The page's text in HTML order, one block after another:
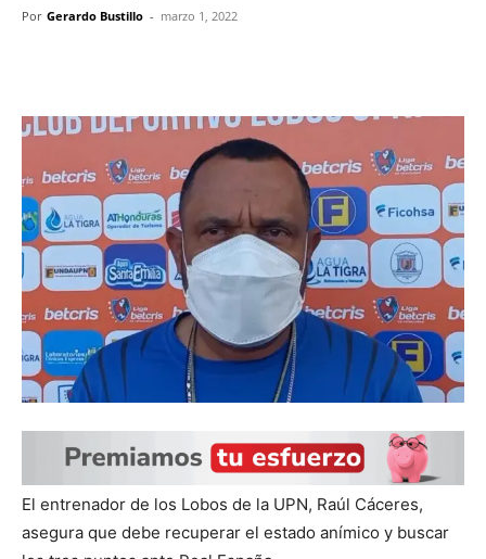
Por Gerardo Bustillo - marzo 1, 2022
El entrenador de los Lobos de la UPN, Raúl Cáceres,
asegura que debe recuperar el estado anímico y buscar